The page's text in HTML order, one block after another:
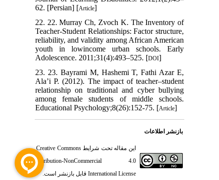
62. [Persian] [Article]
22. 22. Murray Ch, Zvoch K. The Inventory of
Teacher-Student Relationships: Factor structure,
reliability, and validity among African American
youth in lowincome urban schools. Early
Adolescence. 2011;31(4):493–525. [DOI]
23. 23. Bayrami M, Hashemi T, Fathi Azar E,
Ala’i P. (2012). The impact of teacher–student
relationship on traditional and cyber bullying
among female students of middle schools.
Educational Psychology;8(26):152-75. [Article]
بازنشر اطلاعات
این مقاله تحت شرایطCreative Commons
Attribution-NonCommercial 4.0
International License قابل بازنشر است.